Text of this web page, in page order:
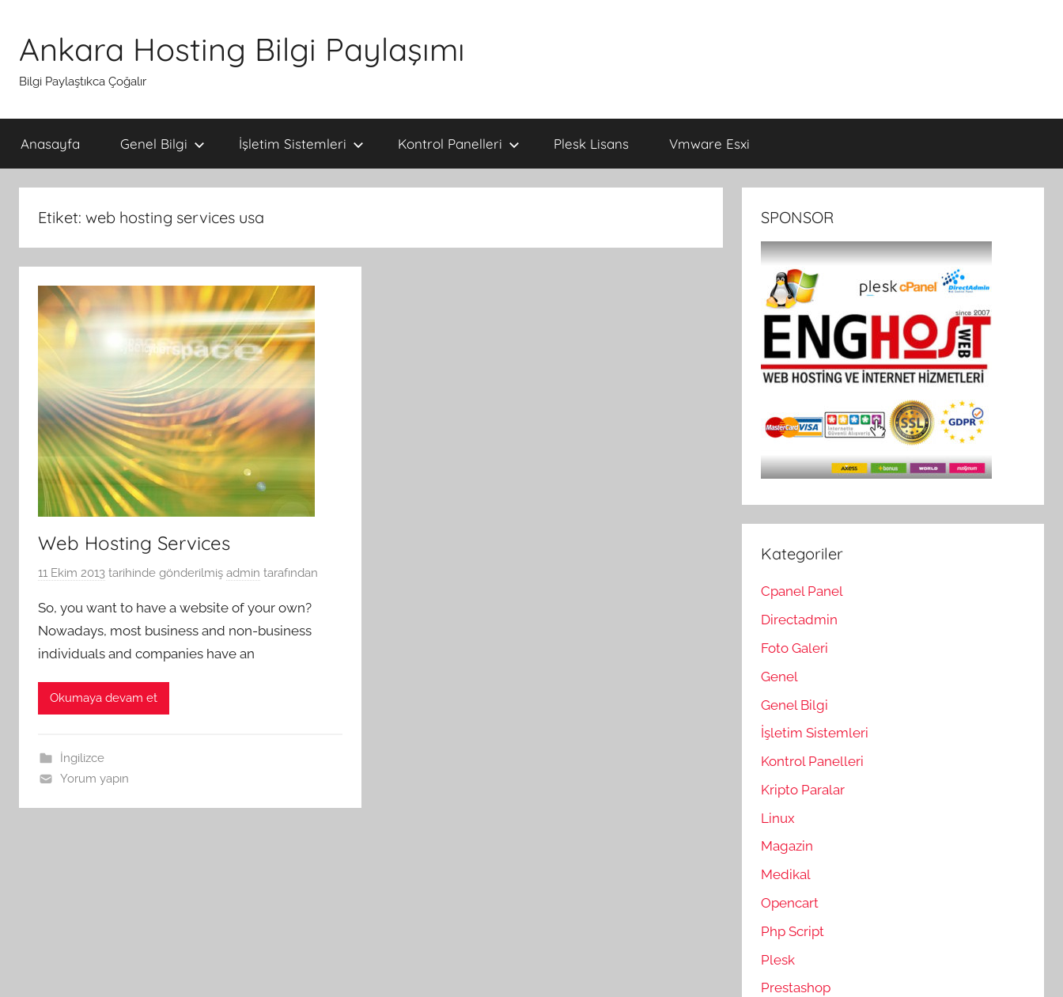
Ankara Hosting Bilgi Paylaşımı
Bilgi Paylaştıkca Çoğalır
Anasayfa Genel Bilgi İşletim Sistemleri Kontrol Panelleri Plesk Lisans Vmware Esxi
Etiket: web hosting services usa
Web Hosting Services
11 Ekim 2013 tarihinde gönderilmiş admin tarafından
So, you want to have a website of your own?
Nowadays, most business and non-business
individuals and companies have an
Okumaya devam et
İngilizce
Yorum yapın
SPONSOR
Kategoriler
Cpanel Panel
Directadmin
Foto Galeri
Genel
Genel Bilgi
İşletim Sistemleri
Kontrol Panelleri
Kripto Paralar
Linux
Magazin
Medikal
Opencart
Php Script
Plesk
Prestashop